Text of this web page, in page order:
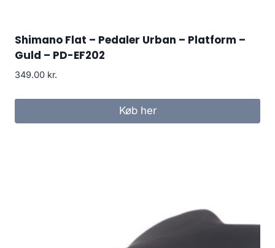
Shimano Flat – Pedaler Urban – Platform –
Guld – PD-EF202
349.00 kr.
Køb her